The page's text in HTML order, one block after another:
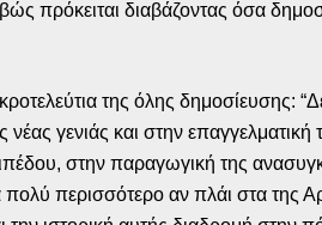
πρόκειται διαβάζοντας όσα
της όλης δημοσίευσης:
γενιάς και στην
στην παραγωγική της
περισσότερο αν πλάι στα της